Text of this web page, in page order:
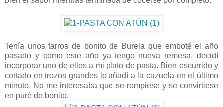
Tenía unos tarros de bonito de Burela que emboté el año
pasado y como este año ya tengo nueva remesa, decidí
incorporar uno de ellos a mi plato de pasta. Bien escurrido y
cortado en trozos grandes lo añadí a la cazuela en el último
minuto. No me interesaba que se rompiese y se convirtiese
en puré de bonito.